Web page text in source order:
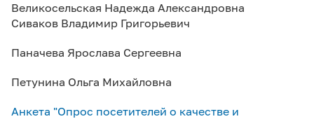
Великосельская Надежда Александровна
Сиваков Владимир Григорьевич
Паначева Ярослава Сергеевна
Петунина Ольга Михайловна
Анкета "Опрос посетителей о качестве и